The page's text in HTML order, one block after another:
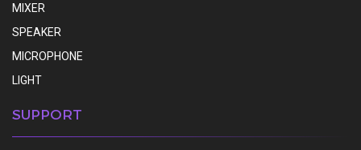
MIXER
SPEAKER
MICROPHONE
LIGHT
SUPPORT